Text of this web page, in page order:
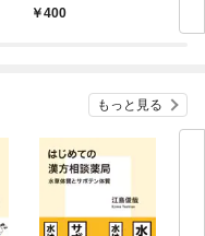
売]400
もっと見る